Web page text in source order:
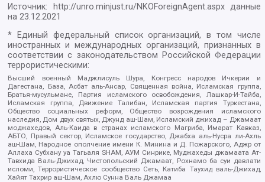
Источник: http://unro.minjust.ru/NKOForeignAgent.aspxданные
на23.12.2021
* Единый федеральный список организаций, в том числе
иностранных и международных организаций, признанных в
соответствии с законодательством Российской Федерации
террористическими:
Высший военный Маджлисуль Шура, Конгресс народов Ичкерии и
Дагестана, База, Асбат аль-Ансар, Священная война, Исламская группа,
Братья-мусульмане, Партия исламского освобождения, Лашкар-И-Тайба,
Исламская группа, Движение Талибан, Исламская партия Туркестана,
Общество социальных реформ, Общество возрождения исламского
наследия, Дом двух святых, Джунд аш-Шам, Исламский джихад – Джамаат
моджахедов, Аль-Каида в странах исламского Магриба, Имарат Кавказ,
АБТО, Правый сектор, Исламское государство, Джабха аль-Нусра ли-Ахль
аш-Шам, Народное ополчение имени К. Минина и Д. Пожарского, Аджр от
Аллаха Субхану уа Тагьаля SHAM, АУМ Синрике, Муджахеды джамаата Ат-
Тавхида Валь-Джихад, Чистопольский Джамаат, Рохнамо ба суи давлати
исломи, Террористическое сообщество Сеть, Катиба Таухид валь-Джихад,
Хайят Тахрир аш-Шам, Ахлю Сунна Валь Джамаа